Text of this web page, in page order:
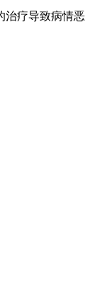
治疗导致病情恶